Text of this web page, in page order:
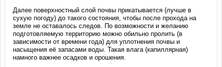
Далее поверхностный слой почвы прикатывается (лучше в
сухую погоду) до такого состояния, чтобы после прохода на
земле не оставалось следов. По возможности и желанию
подготовляемую территорию можно обильно пролить (в
зависимости от времени года) для уплотнения почвы и
насыщения её запасами воды. Такая влага (капиллярная)
намного важнее осадков и орошения.